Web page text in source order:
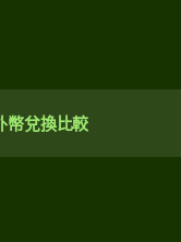
幣兌換比較